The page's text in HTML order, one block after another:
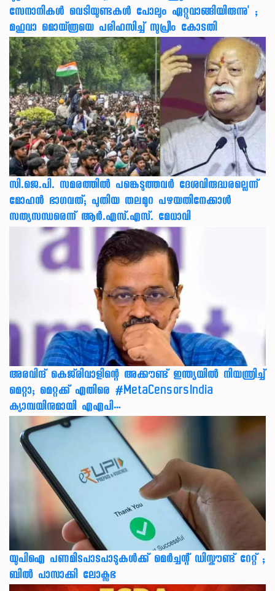
സേനാനികൾ വെടിയുണ്ടകൾ പോലും ഏറ്റുവാങ്ങിയിരുന്നു' ;
മഹുവാ മൊയ്ത്രയെ പരിഹസിച്ച് സുപ്രീം കോടതി
സി.ജെ.പി. സമരത്തിൽ പങ്കെടുത്തവർ ദേശവിരുദ്ധരല്ലെന്ന്
മോഹൻ ഭാഗവത്; പുതിയ തലമുറ പഴയതിനേക്കാൾ
സത്യസന്ധരെന്ന് ആർ.എസ്.എസ്. മേധാവി
അരവിന്ദ് കെജ്‌രിവാളിന്റെ അക്കൗണ്ട് ഇന്ത്യയിൽ നിയന്ത്രിച്ച്
മെറ്റാ; മെറ്റക്ക് എതിരെ #MetaCensorsIndia
ക്യാമ്പയിനുമായി എഎപി…
യുപിഐ പണമിടപാടപാടുകൾക്ക് മെർച്ചന്റ് ഡിസ്കൗണ്ട് റേറ്റ് ;
ബിൽ പാസാക്കി ലോക്സഭ